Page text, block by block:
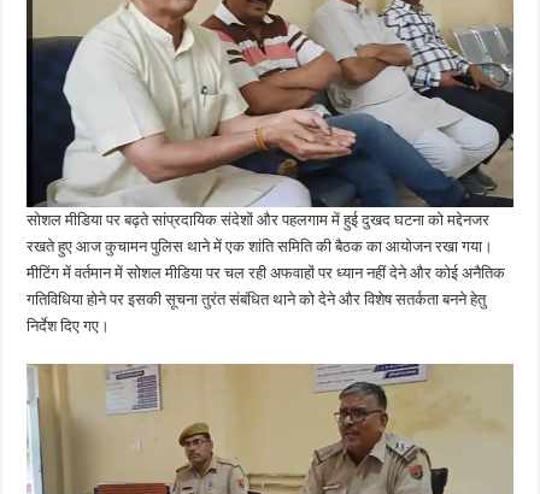
सोशल मीडिया पर बढ़ते सांप्रदायिक संदेशों और पहलगाम में हुई दुखद घटना को मद्देनजर
रखते हुए आज कुचामन पुलिस थाने में एक शांति समिति की बैठक का आयोजन रखा गया।
मीटिंग में वर्तमान में सोशल मीडिया पर चल रही अफवाहों पर ध्यान नहीं देने और कोई अनैतिक
गतिविधिया होने पर इसकी सूचना तुरंत संबंधित थाने को देने और विशेष सतर्कता बनने हेतु
निर्देश दिए गए।